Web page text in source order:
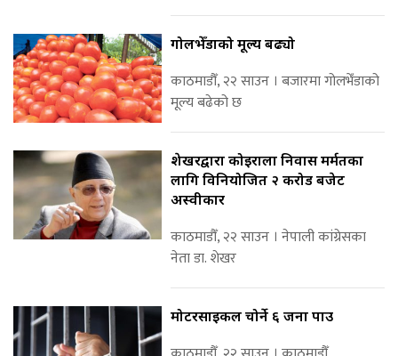
गोलभेँडाको मूल्य बढ्यो
काठमाडौँ, २२ साउन । बजारमा गोलभेँडाको
मूल्य बढेको छ
शेखरद्वारा कोइराला निवास मर्मतका
लागि विनियोजित २ करोड बजेट
अस्वीकार
काठमाडौँ, २२ साउन । नेपाली कांग्रेसका
नेता डा. शेखर
मोटरसाइकल चोर्ने ६ जना पक्राउ